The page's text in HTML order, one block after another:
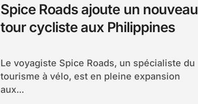
Spice Roads ajoute un nouveau
tour cycliste aux Philippines
Le voyagiste Spice Roads, un spécialiste du
tourisme à vélo, est en pleine expansion
aux...